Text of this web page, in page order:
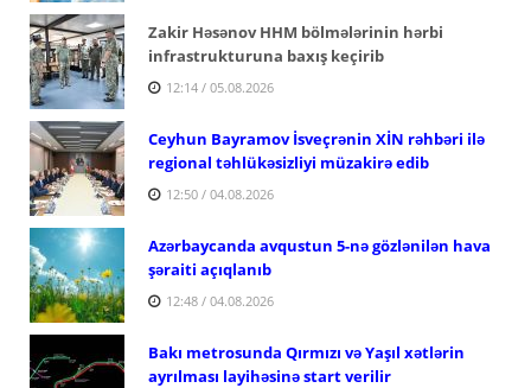
Zakir Həsənov HHM bölmələrinin hərbi
infrastrukturuna baxış keçirib
12:14 / 05.08.2026
Ceyhun Bayramov İsveçrənin XİN rəhbəri ilə
regional təhlükəsizliyi müzakirə edib
12:50 / 04.08.2026
Azərbaycanda avqustun 5-nə gözlənilən hava
şəraiti açıqlanıb
12:48 / 04.08.2026
Bakı metrosunda Qırmızı və Yaşıl xətlərin
ayrılması layihəsinə start verilir